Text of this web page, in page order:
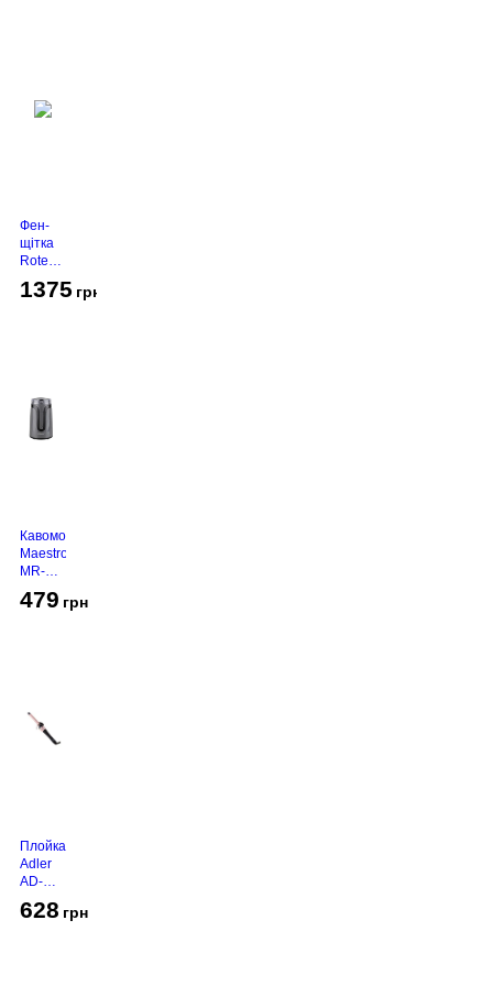
Фен-
щітка
Rotex
490-T
1375 грн
Кавомолка
Maestro
MR-
Grey
479 грн
Плойка
Adler
AD-
628 грн